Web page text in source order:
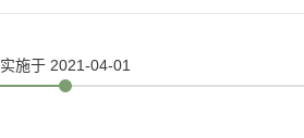
实施于 2021-04-01